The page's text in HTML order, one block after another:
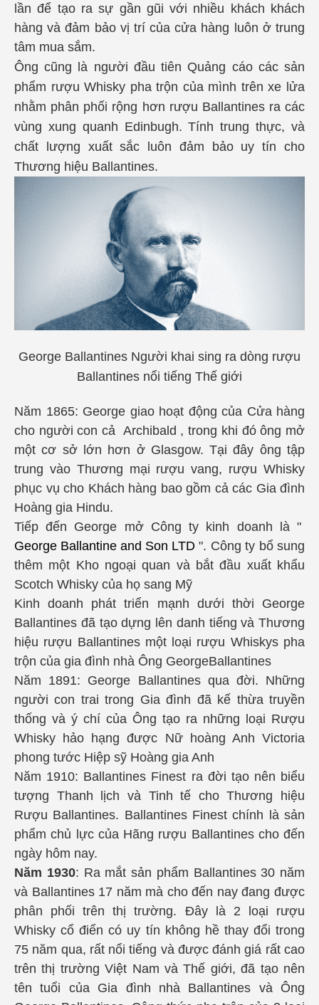
lần để tạo ra sự gần gũi với nhiều khách khách
hàng và đảm bảo vị trí của cửa hàng luôn ở trung
tâm mua sắm.
Ông cũng là người đầu tiên Quảng cáo các sản
phẩm rượu Whisky pha trộn của mình trên xe lửa
nhằm phân phối rộng hơn rượu Ballantines ra các
vùng xung quanh Edinbugh. Tính trung thực, và
chất lượng xuất sắc luôn đảm bảo uy tín cho
Thương hiệu Ballantines.
George Ballantines Người khai sing ra dòng rượu
Ballantines nổi tiếng Thế giới
Năm 1865: George giao hoạt động của Cửa hàng
cho người con cả Archibald , trong khi đó ông mở
một cơ sở lớn hơn ở Glasgow. Tại đây ông tập
trung vào Thương mại rượu vang, rượu Whisky
phục vụ cho Khách hàng bao gồm cả các Gia đình
Hoàng gia Hindu.
Tiếp đến George mở Công ty kinh doanh là "
George Ballantine and Son LTD ". Công ty bổ sung
thêm một Kho ngoại quan và bắt đầu xuất khẩu
Scotch Whisky của họ sang Mỹ
Kinh doanh phát triển mạnh dưới thời George
Ballantines đã tạo dựng lên danh tiếng và Thương
hiệu rượu Ballantines một loại rượu Whiskys pha
trộn của gia đình nhà Ông GeorgeBallantines
Năm 1891: George Ballantines qua đời. Những
người con trai trong Gia đình đã kế thừa truyền
thống và ý chí của Ông tạo ra những loại Rượu
Whisky hảo hạng được Nữ hoàng Anh Victoria
phong tước Hiệp sỹ Hoàng gia Anh
Năm 1910: Ballantines Finest ra đời tạo nên biểu
tượng Thanh lịch và Tinh tế cho Thương hiệu
Rượu Ballantines. Ballantines Finest chính là sản
phẩm chủ lực của Hãng rượu Ballantines cho đến
ngày hôm nay.
Năm 1930: Ra mắt sản phẩm Ballantines 30 năm
và Ballantines 17 năm mà cho đến nay đang được
phân phối trên thị trường. Đây là 2 loại rượu
Whisky cổ điển có uy tín không hề thay đổi trong
75 năm qua, rất nổi tiếng và được đánh giá rất cao
trên thị trường Việt Nam và Thế giới, đã tạo nên
tên tuổi của Gia đình nhà Ballantines và Ông